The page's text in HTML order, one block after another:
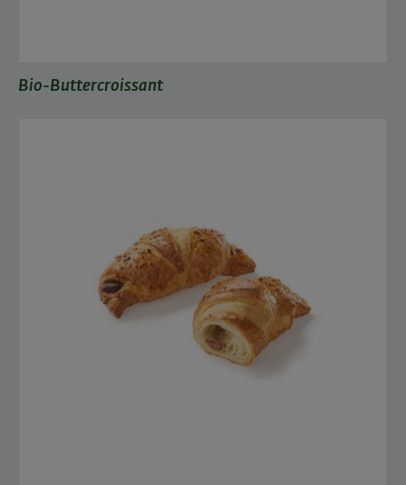
Bio-Buttercroissant